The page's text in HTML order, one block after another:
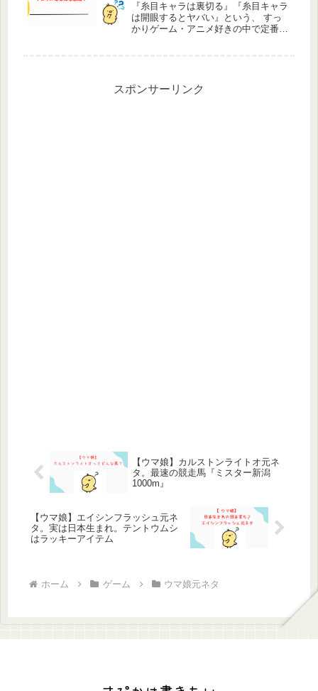
『糸目キャラは裏切る』『糸目キャラ
は開眼するとヤバい』という、 すっ
かりゲーム・アニメ好きの中で定番化
ッ...
スポンサーリンク
【ウマ娘】カルストンライトオ元ネ
タ。最速の競走馬『ミスター新潟
1000m』
【ウマ娘】エイシンフラッシュ元ネ
タ。実は日本生まれ。テントウムシ
はラッキーアイテム
ホーム ゲーム ウマ娘元ネタ